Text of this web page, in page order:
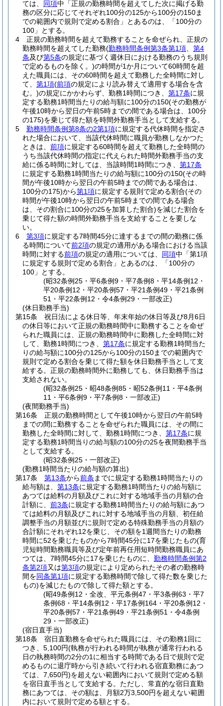
ては、 同項中「正規の勤務時間を超えてした次に掲げる勤
務の区分に応じてそれぞれ100分の125から100分の150ま
での範囲内で規則で定める割合」とあるのは、「100分の
100」とする。
4
正規の勤務時間を超えて勤務することを命ぜられ、正規の
勤務時間を超えてした勤務(勤務時間条例第3条第1項
第4
条及び第5条の規定に基づく週休日における勤務のうち規則
で定めるものを除く。)の時間が1か月について60時間を超
えた職員には、その60時間を超えて勤務した全時間に対し
て、 第1項(前項の規定により読み替えて適用する場合を含
む。)の規定にかかわらず、勤務1時間につき、 第17条に規
定する勤務1時間当たりの給与額に100分の150(その勤務が
午後10時から翌日の午前5時までの間である場合は、100分
の175)を乗じて得た額を時間外勤務手当として支給する。
5
勤務時間条例第8条の2第1項に規定する代休時間を指定さ
れた場合において、当該代休時間に職員が勤務しなかつた
ときは、 前項に規定する60時間を超えて勤務した全時間の
うち当該代休時間の指定に代えられた時間外勤務手当の支
給に係る時間に対しては、当該時間1時間につき、 第17条
に規定する勤務1時間当たりの給与額に100分の150(その時
間が午後10時から翌日の午前5時までの間である場合は、
100分の175)から第1項に規定する規則で定める割合(その
時間が午後10時から翌日の午前5時までの間である場合
は、その割合に100分の25を加算した割合)を減じた割合を
乗じて得た額の時間外勤務手当を支給することを要しな
い。
6
第3項に規定する7時間45分に達するまでの間の勤務に係
る時間について前2項の規定の適用がある場合における当該
時間に対する前項の規定の適用については、 同項中「第1項
に規定する規則で定める割合」とあるのは、「100分の
100」とする。
(昭32条例25・平6条例9・平7条例8・平14条例12・
平20条例12・平20条例57・平21条例49・平21条例
51・平22条例12・令4条例29・一部改正)
(休日勤務手当)
第15条
祝日法による休日等、年末年始の休日等及び8月6日
の休日等において正規の勤務時間中に勤務することを命ぜ
られた職員には、正規の勤務時間中に勤務した全時間に対
して、勤務1時間につき、 第17条に規定する勤務1時間当た
りの給与額に100分の125から100分の150までの範囲内で
規則で定める割合を乗じて得た額を休日勤務手当として支
給する。 正規の勤務時間外に勤務しても、休日勤務手当は
支給されない。
(昭32条例25・昭48条例85・昭52条例11・平4条例
11・平6条例9・平7条例8・一部改正)
(夜間勤務手当)
第16条
正規の勤務時間として午後10時から翌日の午前5時
までの間に勤務することを命ぜられた職員には、その間に
勤務した全時間に対して、勤務1時間につき、 第17条に規
定する勤務1時間当りの給与額の100分の25を夜間勤務手当
として支給する。
(昭32条例25・一部改正)
(勤務1時間当たりの給与額の算出)
第17条
第13条から前条 までに規定する勤務1時間当たりの
給与額は、 第13条に規定する勤務1時間当たりの給与額に
あつては給料の月額及びこれに対する地域手当の月額の合
計額に、 前3条に規定する勤務1時間当たりの給与額にあつ
ては給料の月額及びこれに対する地域手当の月額、初任給
調整手当の月額並びに規則で定める特殊勤務手当の月額の
合計額にそれぞれ12を乗じ、その額を1週間当たりの勤務
時間に52を乗じたものから7時間45分に17を乗じたもの(育
児短時間勤務職員等及び定年前再任用短時間勤務職員にあ
つては、7時間45分に17を乗じたものに、 勤務時間条例第2
条第2項又は第3項の規定により定められたその者の勤務時
間を同条第1項に規定する勤務時間で除して得た数を乗じた
もの)を減じたもので除して得た額とする。
(昭49条例12・全改、平元条例47・平3条例63・平7
条例68・平14条例12・平17条例164・平20条例12・
平20条例57・平21条例49・平21条例51・令4条例
29・一部改正)
(宿日直手当)
第18条
宿日直勤務を命ぜられた職員には、その勤務1回に
つき、5,100円(執務が行われる時間が執務が通常行われる
日の執務時間の2分の1に相当する時間である日で規則で定
めるものに退庁時から引き続いて行われる宿直勤務にあつ
ては、7,650円)を超えない範囲内において規則で定める額
を宿日直手当として支給する。 ただし、常直的な宿日直勤
務にあつては、その額は、月額2万3,500円を超えない範囲
内において規則で定める額とする。